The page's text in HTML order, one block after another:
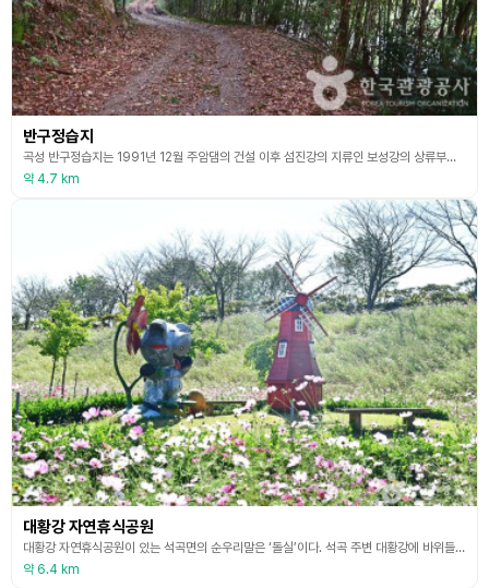
반구정습지
곡성 반구정습지는 1991년 12월 주암댐의 건설 이후 섬진강의 지류인 보성강의 상류부에 형성된 하천 습지로 비교적 최근에 발달된 지형이다. 대황강을 굽어보는 언덕 위에 서있는 [반구정]이라는 정자이름을 따서 대황강 만곡부에 형성된 습원을 반구정 습지로 부른다. 정확한 위치는 주암농공단지 인근에서부터 석곡중학교 근처까지로 보성강의 서쪽이다. 국립생태원이 2022년 1월부터 12월까지 실시한 내륙습지 정밀조사 결과, 멸종위기 야생생물과 천연기념물 등 법정
약 4.7 km
대황강 자연휴식공원
대황강 자연휴식공원이 있는 석곡면의 순우리말은 ‘돌실’이다. 석곡 주변 대황강에 바위들이 많아 유래된 이름이다. 대황강 주변에 넓게 조성된 공원이 석곡 대황강 휴식공원 또는 돌실 대황강 휴식공원이다. 이곳에는 코스모스로 가득 채워져 있어 꽃이 피는 매년 9월 말이면 코스모스 축제가 열리고 광주, 순천 등 인근 도시에서 수많은 관광객들이 방문한다. 철 따라 벚꽃, 배롱나무꽃, 코스모스, 억새가 잇따라 피어나는 아름다운 강변을 따라 산책이 가능하며 주변에
약 6.4 km